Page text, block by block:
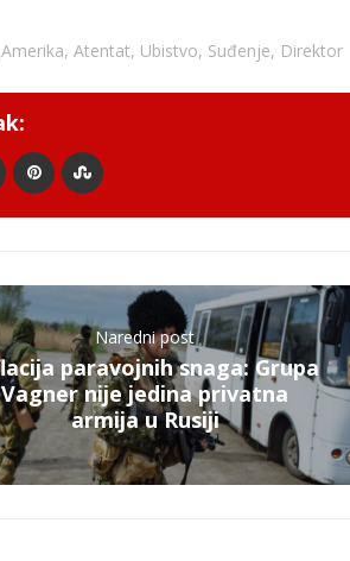
Amerika, Atentat, Ubistvo, Suđenje, Direktor
Naredni post
paravojnih snaga: Grupa
Vagner nije jedina privatna
armija u Rusiji